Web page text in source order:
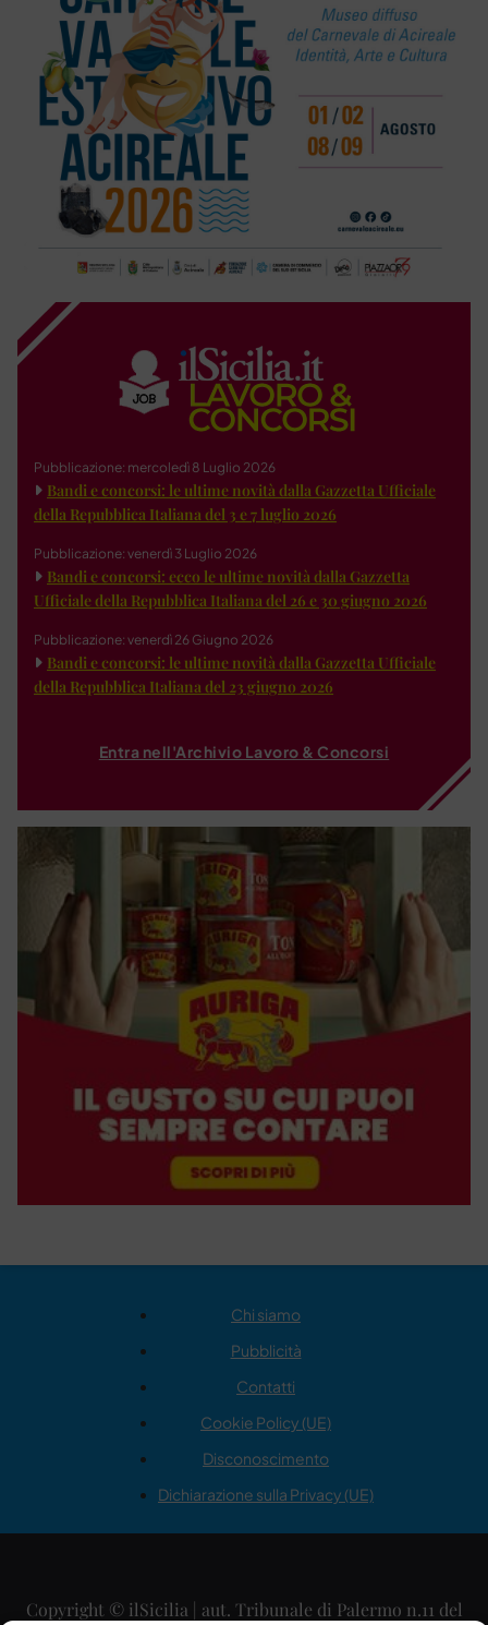
Pubblicazione: mercoledì 8 Luglio 2026
Bandi e concorsi: le ultime novità dalla Gazzetta Ufficiale
della Repubblica Italiana del 3 e 7 luglio 2026
Pubblicazione: venerdì 3 Luglio 2026
Bandi e concorsi: ecco le ultime novità dalla Gazzetta
Ufficiale della Repubblica Italiana del 26 e 30 giugno 2026
Pubblicazione: venerdì 26 Giugno 2026
Bandi e concorsi: le ultime novità dalla Gazzetta Ufficiale
della Repubblica Italiana del 23 giugno 2026
Entra nell'Archivio Lavoro & Concorsi
Chi siamo
Pubblicità
Contatti
Cookie Policy (UE)
Disconoscimento
Dichiarazione sulla Privacy (UE)
Copyright © ilSicilia | aut. Tribunale di Palermo n.11 del